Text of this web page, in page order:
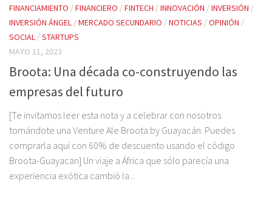
FINANCIAMIENTO /FINANCIERO /FINTECH /INNOVACIÓN /INVERSIÓN /
INVERSIÓN ÁNGEL /MERCADO SECUNDARIO /NOTICIAS /OPINIÓN /
SOCIAL /STARTUPS
MAYO 11, 2023
Broota: Una década co-construyendo las
empresas del futuro
[Te invitamos leer esta nota y a celebrar con nosotros
tomándote una Venture Ale Broota by Guayacán. Puedes
comprarla aquí con 60% de descuento usando el código
Broota-Guayacan] Un viaje a África que sólo parecía una
experiencia exótica cambió la...